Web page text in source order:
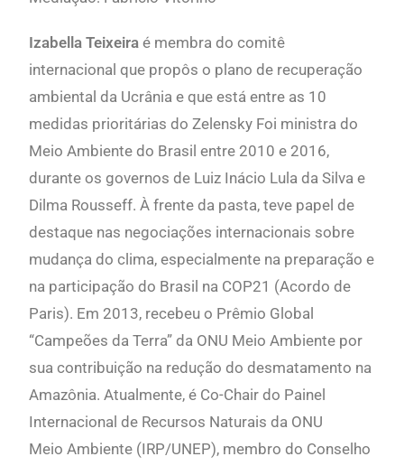
Izabella Teixeira é membra do comitê
internacional que propôs o plano de recuperação
ambiental da Ucrânia e que está entre as 10
medidas prioritárias do Zelensky Foi ministra do
Meio Ambiente do Brasil entre 2010 e 2016,
durante os governos de Luiz Inácio Lula da Silva e
Dilma Rousseff. À frente da pasta, teve papel de
destaque nas negociações internacionais sobre
mudança do clima, especialmente na preparação e
na participação do Brasil na COP21 (Acordo de
Paris). Em 2013, recebeu o Prêmio Global
“Campeões da Terra” da ONU Meio Ambiente por
sua contribuição na redução do desmatamento na
Amazônia. Atualmente, é Co-Chair do Painel
Internacional de Recursos Naturais da ONU
Meio Ambiente (IRP/UNEP), membro do Conselho